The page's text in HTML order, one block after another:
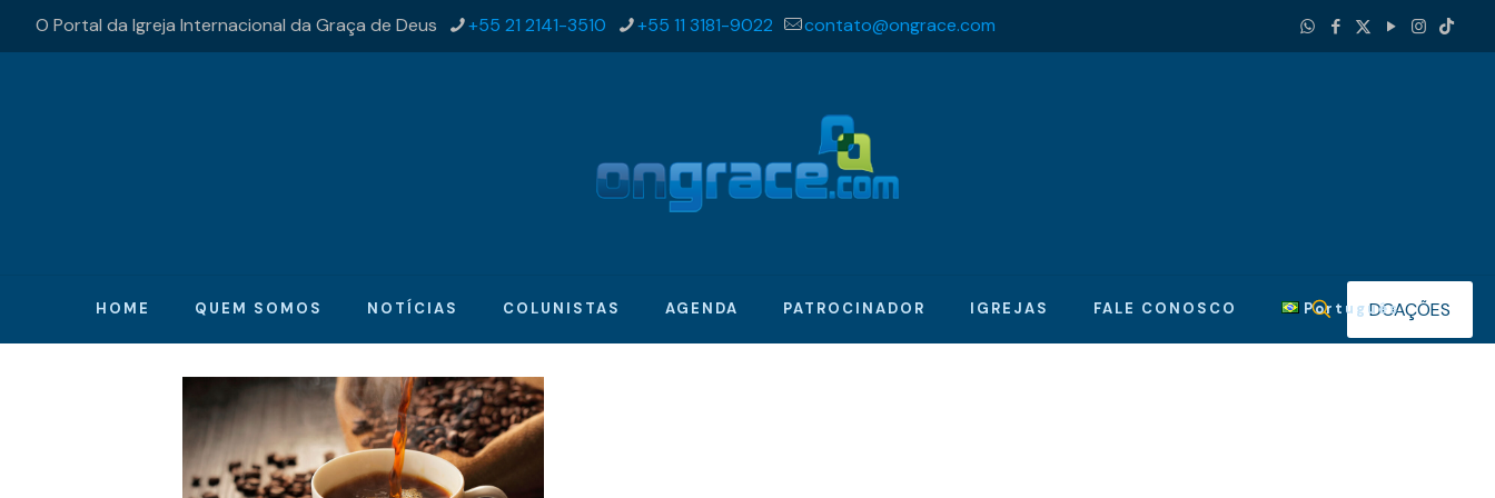
O Portal da Igreja Internacional da Graça de Deus +55 21 2141-3510 +55 11 3181-9022 contato@ongrace.com
HOME QUEM SOMOS NOTÍCIAS COLUNISTAS AGENDA PATROCINADOR IGREJAS FALE CONOSCO PortuguêsDOAÇÕES